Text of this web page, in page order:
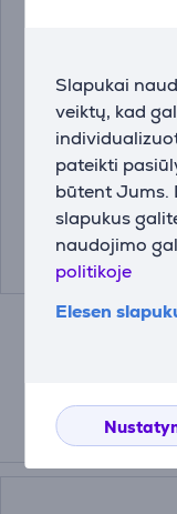
Slapukai
veiktų, kad
pateikti
būtent Jums.
slapukus
naudojimo
politikoje
Elesen
Televizoriaus
Vogel's 3423
Full-Motion, 32"
Prekė - TVM3423
TVM3423
Kaina:
149.99 €